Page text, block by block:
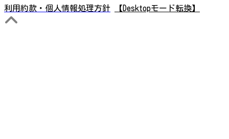
利用約款・個人情報処理方針
【Desktopモード転換】